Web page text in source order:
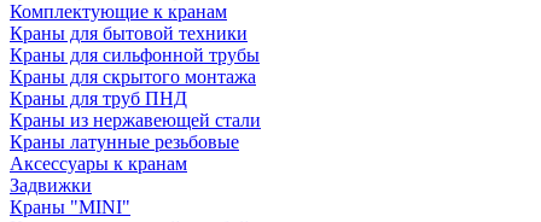
Комплектующие к кранам
Краны для бытовой техники
Краны для сильфонной трубы
Краны для скрытого монтажа
Краны для труб ПНД
Краны из нержавеющей стали
Краны латунные резьбовые
Аксессуары к кранам
Задвижки
Краны "MINI"